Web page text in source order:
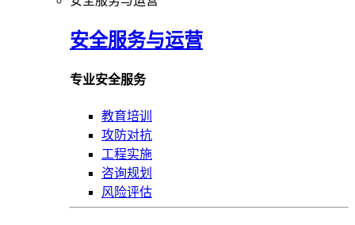
安全服务与运营
专业安全服务
教育培训
攻防对抗
工程实施
咨询规划
风险评估